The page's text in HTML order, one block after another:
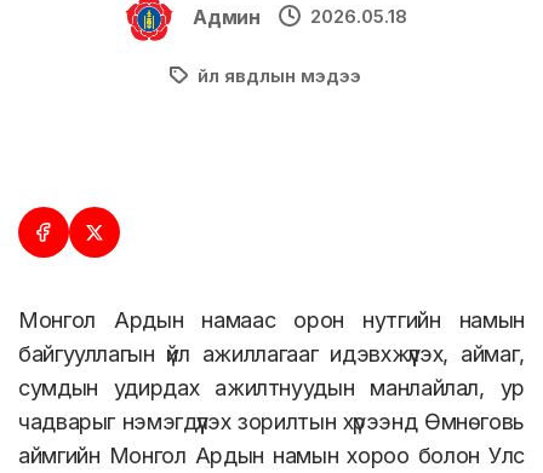
Админ 2026.05.18
Үйл явдлын мэдээ
Монгол Ардын намаас орон нутгийн намын
байгууллагын үйл ажиллагааг идэвхжүүлэх, аймаг,
сумдын удирдах ажилтнуудын манлайлал, ур
чадварыг нэмэгдүүлэх зорилтын хүрээнд Өмнөговь
аймгийн Монгол Ардын намын хороо болон Улс